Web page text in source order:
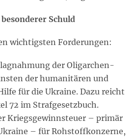
Schuld
wichtigsten Forderungen:
der Oligarchen-
der humanitären und
für die Ukraine. Dazu reicht
72 im Strafgesetzbuch.
Kriegsgewinnsteuer – primär
– für Rohstoffkonzerne,